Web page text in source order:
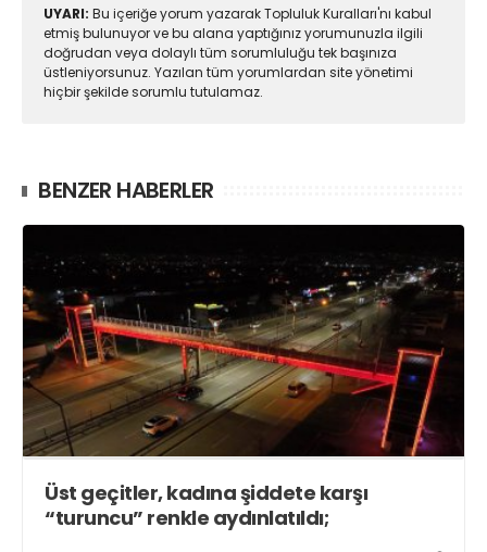
UYARI: Bu içeriğe yorum yazarak Topluluk Kuralları'nı kabul
etmiş bulunuyor ve bu alana yaptığınız yorumunuzla ilgili
doğrudan veya dolaylı tüm sorumluluğu tek başınıza
üstleniyorsunuz. Yazılan tüm yorumlardan site yönetimi
hiçbir şekilde sorumlu tutulamaz.
BENZER HABERLER
Üst geçitler, kadına şiddete karşı
“turuncu” renkle aydınlatıldı;